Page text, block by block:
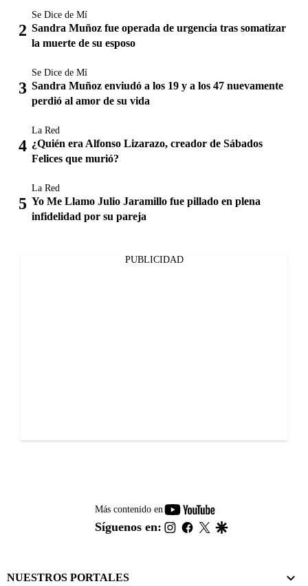
Se Dice de Mí
Sandra Muñoz fue operada de urgencia tras somatizar
la muerte de su esposo
Se Dice de Mí
Sandra Muñoz enviudó a los 19 y a los 47 nuevamente
perdió al amor de su vida
La Red
¿Quién era Alfonso Lizarazo, creador de Sábados
Felices que murió?
La Red
Yo Me Llamo Julio Jaramillo fue pillado en plena
infidelidad por su pareja
PUBLICIDAD
Más contenido en
youtube-
footer
Síguenos en: instagram
facebook
twitter
NUESTROS PORTALES